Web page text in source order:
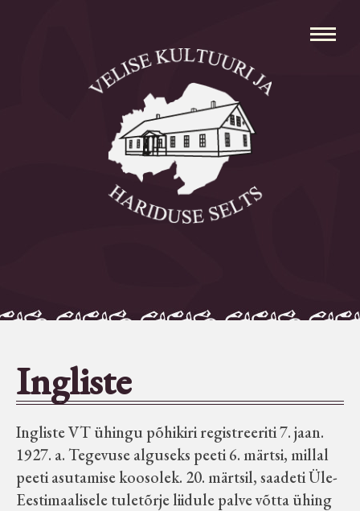
Avaleht
Aleksei Parnabas
Sillaotsa Talumuuseum
Seltsid-ühingud
Aiandus
Tuletõrje
Ingliste
Ingliste VT ühingu põhikiri registreeriti 7. jaan.
1927. a. Tegevuse alguseks peeti 6. märtsi, millal
peeti asutamise koosolek. 20. märtsil, saadeti Üle-
Eestimaalisele tuletõrje liidule palve võtta ühing